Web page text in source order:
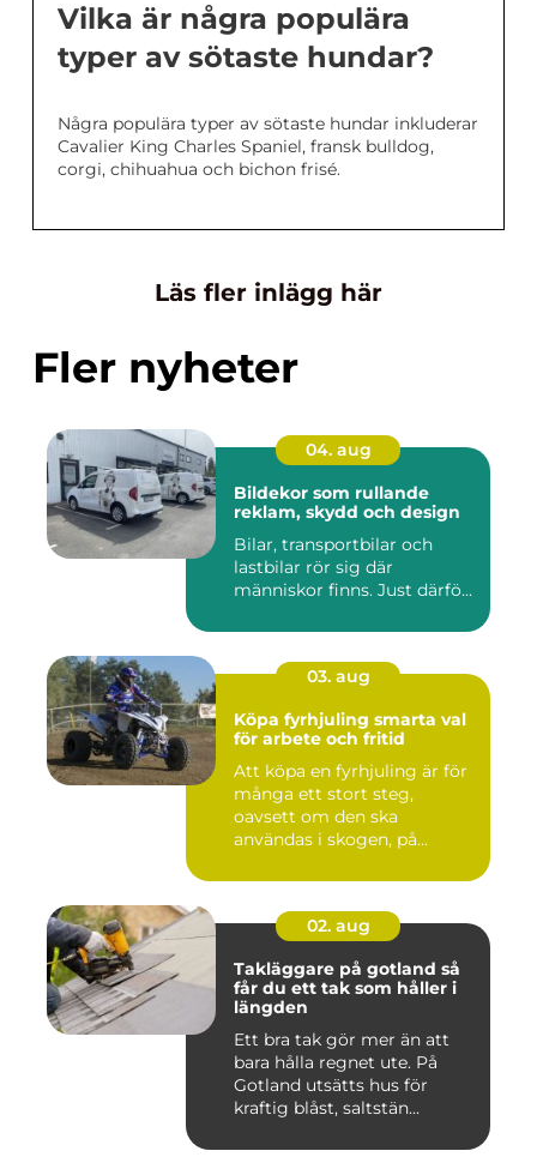
Vilka är några populära
typer av sötaste hundar?
Några populära typer av sötaste hundar inkluderar
Cavalier King Charles Spaniel, fransk bulldog,
corgi, chihuahua och bichon frisé.
Läs fler inlägg här
Fler nyheter
04. aug
Bildekor som rullande
reklam, skydd och design
Bilar, transportbilar och
lastbilar rör sig där
människor finns. Just därfö...
03. aug
Köpa fyrhjuling smarta val
för arbete och fritid
Att köpa en fyrhjuling är för
många ett stort steg,
oavsett om den ska
användas i skogen, på
02. aug
Takläggare på gotland så
får du ett tak som håller i
längden
Ett bra tak gör mer än att
bara hålla regnet ute. På
Gotland utsätts hus för
kraftig blåst, saltstän...